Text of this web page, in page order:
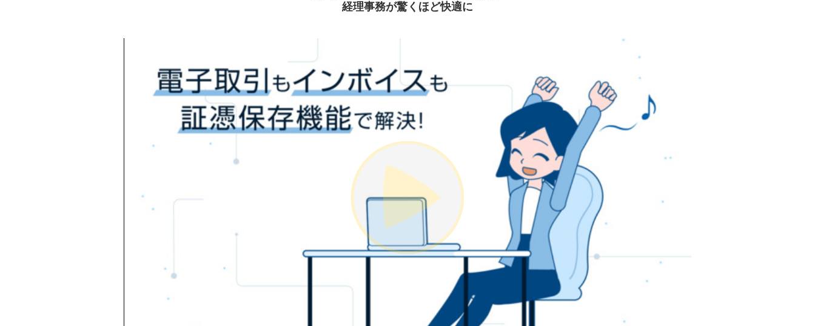
経理事務が驚くほど快適に